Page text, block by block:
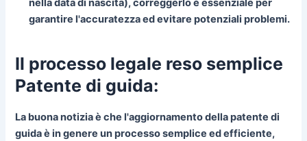
nella data di nascita), correggerlo è essenziale per
garantire l'accuratezza ed evitare potenziali problemi.
Il processo legale reso semplice
Patente di guida:
La buona notizia è che l'aggiornamento della patente di
guida è in genere un processo semplice ed efficiente,